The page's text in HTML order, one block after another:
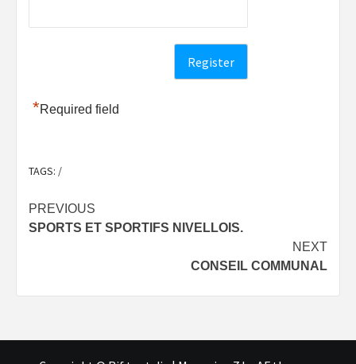
*Required field
TAGS: /
Post
navigation
PREVIOUS
SPORTS ET SPORTIFS NIVELLOIS.
NEXT
CONSEIL COMMUNAL